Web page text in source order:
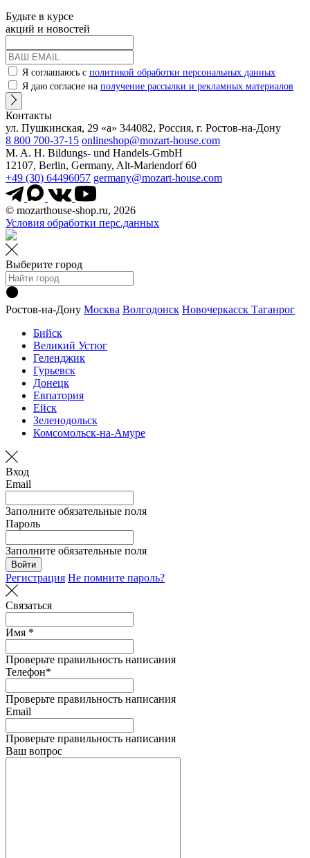
Будьте в курсе
акций и новостей
Я соглашаюсь с политикой обработки персональных данных
Я даю согласие на получение рассылки и рекламных материалов
Контакты
ул. Пушкинская, 29 «а» 344082, Россия, г. Ростов-на-Дону
8 800 700-37-15 onlineshop@mozart-house.com
M. A. H. Bildungs- und Handels-GmbH
12107, Berlin, Germany, Alt-Mariendorf 60
+49 (30) 64496057 germany@mozart-house.com
© mozarthouse-shop.ru, 2026
Условия обработки перс.данных
Выберите город
Ростов-на-Дону Москва Волгодонск Новочеркасск Таганрог
Бийск
Великий Устюг
Геленджик
Гурьевск
Донецк
Евпатория
Ейск
Зеленодольск
Комсомольск-на-Амуре
Вход
Email
Заполните обязательные поля
Пароль
Заполните обязательные поля
Войти
Регистрация Не помните пароль?
Связаться
Имя *
Проверьте правильность написания
Телефон*
Проверьте правильность написания
Email
Проверьте правильность написания
Ваш вопрос